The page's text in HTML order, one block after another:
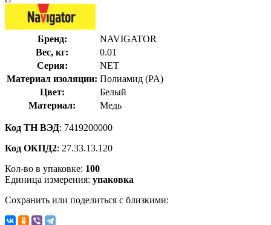
Бренд:
NAVIGATOR
Вес, кг:
0.01
Серия:
NET
Материал изоляции: Полиамид (PA)
Цвет:
Белый
Материал:
Медь
Код ТН ВЭД: 7419200000
Код ОКПД2: 27.33.13.120
Кол-во в упаковке: 100
Единица измерения: упаковка
Сохранить или поделиться с близкими: